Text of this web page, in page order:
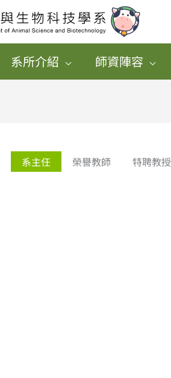
系所介紹 師資陣容
系主任 榮譽教師 特聘教授